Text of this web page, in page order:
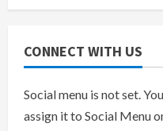
CONNECT WITH US
Social menu is not set.
assign it to Social Menu